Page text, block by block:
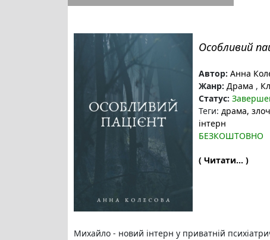
Особливий
Автор: Анна
Жанр: Драма ,
Статус:
Теги: драма,
інтерн
БЕЗКОШТОВНО
( Читати... )
Михайло - новий інтерн у приватній